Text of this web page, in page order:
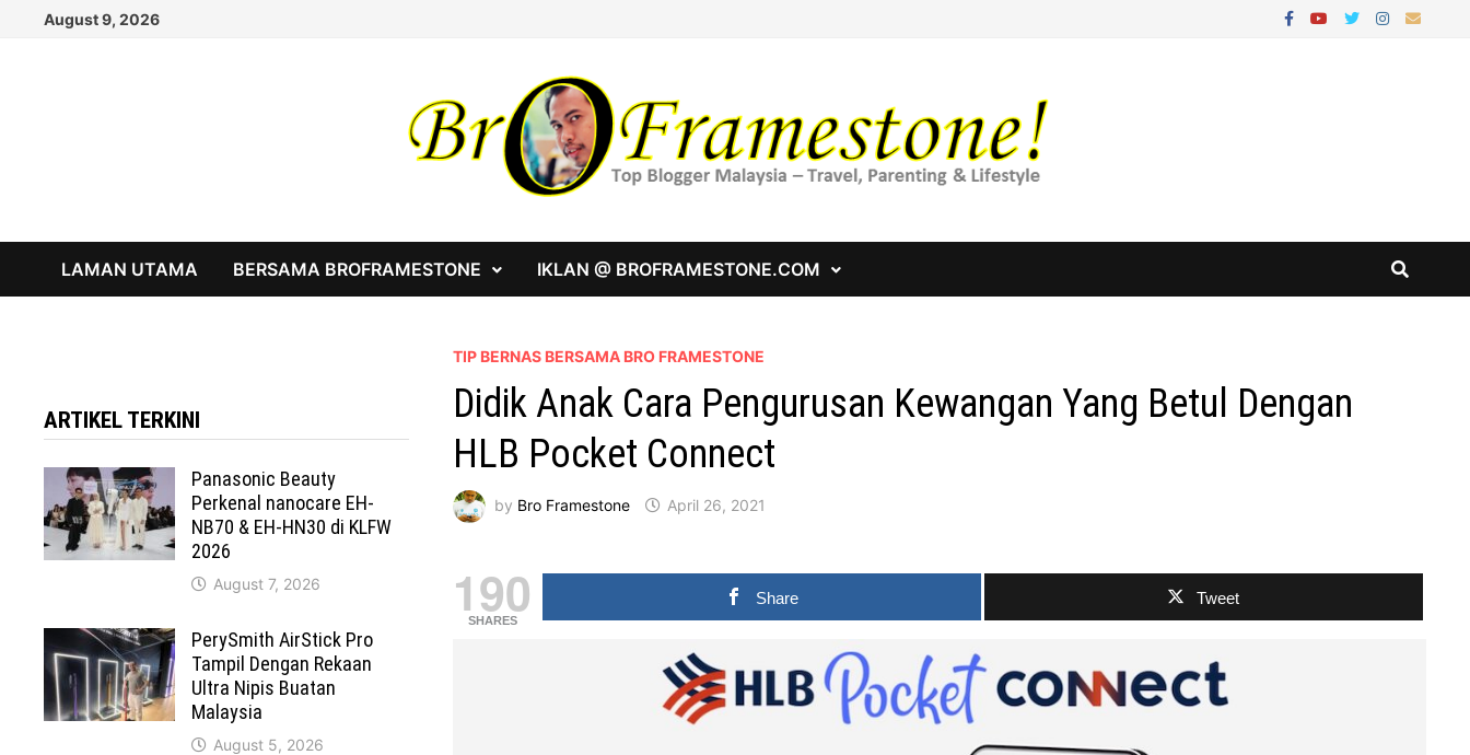
August 9, 2026
LAMAN UTAMA BERSAMA BROFRAMESTONE IKLAN @ BROFRAMESTONE.COM
TIP BERNAS BERSAMA BRO FRAMESTONE
Didik Anak Cara Pengurusan Kewangan Yang Betul Dengan
HLB Pocket Connect
by Bro Framestone April 26, 2021
190
SHARES
Share Tweet
ARTIKEL TERKINI
Panasonic Beauty
Perkenal nanocare EH-
NB70 & EH-HN30 di KLFW
2026
August 7, 2026
PerySmith AirStick Pro
Tampil Dengan Rekaan
Ultra Nipis Buatan
Malaysia
August 5, 2026